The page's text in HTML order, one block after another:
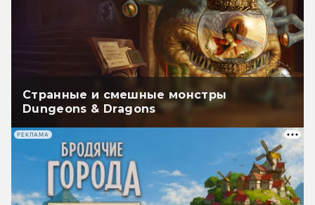
Странные и смешные монстры
Dungeons & Dragons
РЕКЛАМА